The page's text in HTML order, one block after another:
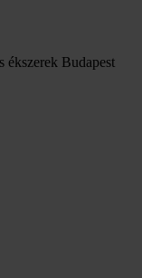
ékszerek Budapest